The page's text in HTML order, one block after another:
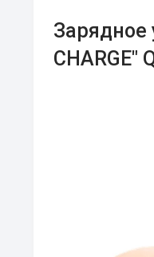
Зарядное
CHARGE"